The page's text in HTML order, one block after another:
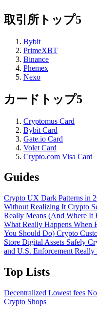
取引所トップ5
Bybit
PrimeXBT
Binance
Phemex
Nexo
カードトップ5
Cryptomus Card
Bybit Card
Gate.io Card
Volet Card
Crypto.com Visa Card
Guides
Crypto UX Dark Patterns in
Without Realizing It Crypto
Really Means (And Where It
What Really Happens
You Should Do) Crypto
Store Digital Assets Safely
and U.S. Enforcement Really
Top Lists
Decentralized Lowest fees
Crypto Shops